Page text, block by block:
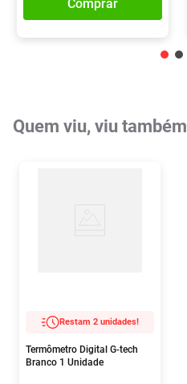
Comprar
Quem viu, viu também
Restam 2 unidades!
Termômetro Digital G-tech
Branco 1 Unidade